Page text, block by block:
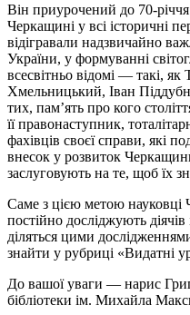
Він приурочений до 70-
Черкащині у всі історичні
відігравали надзвичайно
України, у формуванні
всесвітньо відомі — такі,
Хмельницький, Іван
тих, пам’ять про кого
її правонаступник,
фахівців своєї справи, які
внесок у розвиток
заслуговують на те, щоб їх
Саме з цією метою
постійно досліджують діячів
діляться цими
знайти у рубриці «Видатні
До вашої уваги — нарис
бібліотеки ім. Михайла